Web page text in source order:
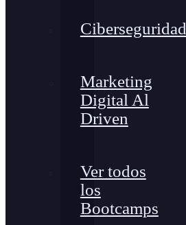
Ciberseguridad
Marketing
Digital Al
Driven
Ver todos
los
Bootcamps